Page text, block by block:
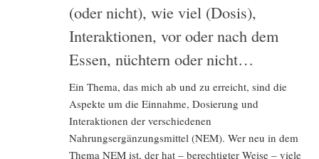
(oder nicht), wie viel (Dosis),
Interaktionen, vor oder nach dem
Essen, nüchtern oder nicht…
Ein Thema, das mich ab und zu erreicht, sind die
Aspekte um die Einnahme, Dosierung und
Interaktionen der verschiedenen
Nahrungsergänzungsmittel (NEM). Wer neu in dem
Thema NEM ist, der hat – berechtigter Weise – viele